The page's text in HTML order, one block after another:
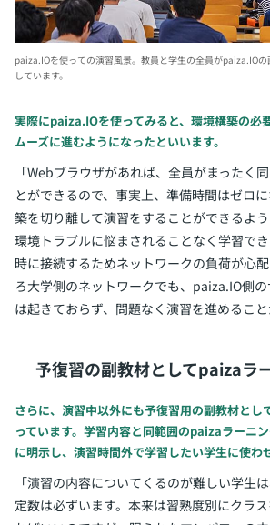
paiza.IOを使っての演習風景。 教員と学生の全員がpaiza.IO
しています。
実際にpaiza.IOを使ってみると、環境構築の必
ムーズに進むようになったといいます。
「Webブラウザがあれば、全員がまったく
とができるので、事実上、準備時間はゼロ
築を切り離して演習をすることができるよ
環境トラブルに悩まされることなく学習で
時に接続するためネットワークの負荷が心
ろ大学側のネットワークでも、paiza.IO側
は起きておらず、問題なく演習を進めること
予復習の副教材としてpaizaラ
さらに、演習中以外にも予復習用の副教材と
っています。学習内容と同範囲のpaizaラーニ
に明示し、演習時間外で学習したい学生に使わ
「演習の内容についてくるのが難しい学生
定数は必ずいます。本来は習熟度別にクラ